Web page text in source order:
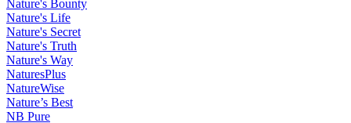
Nature's Bounty
Nature's Life
Nature's Secret
Nature's Truth
Nature's Way
NaturesPlus
NatureWise
Nature’s Best
NB Pure